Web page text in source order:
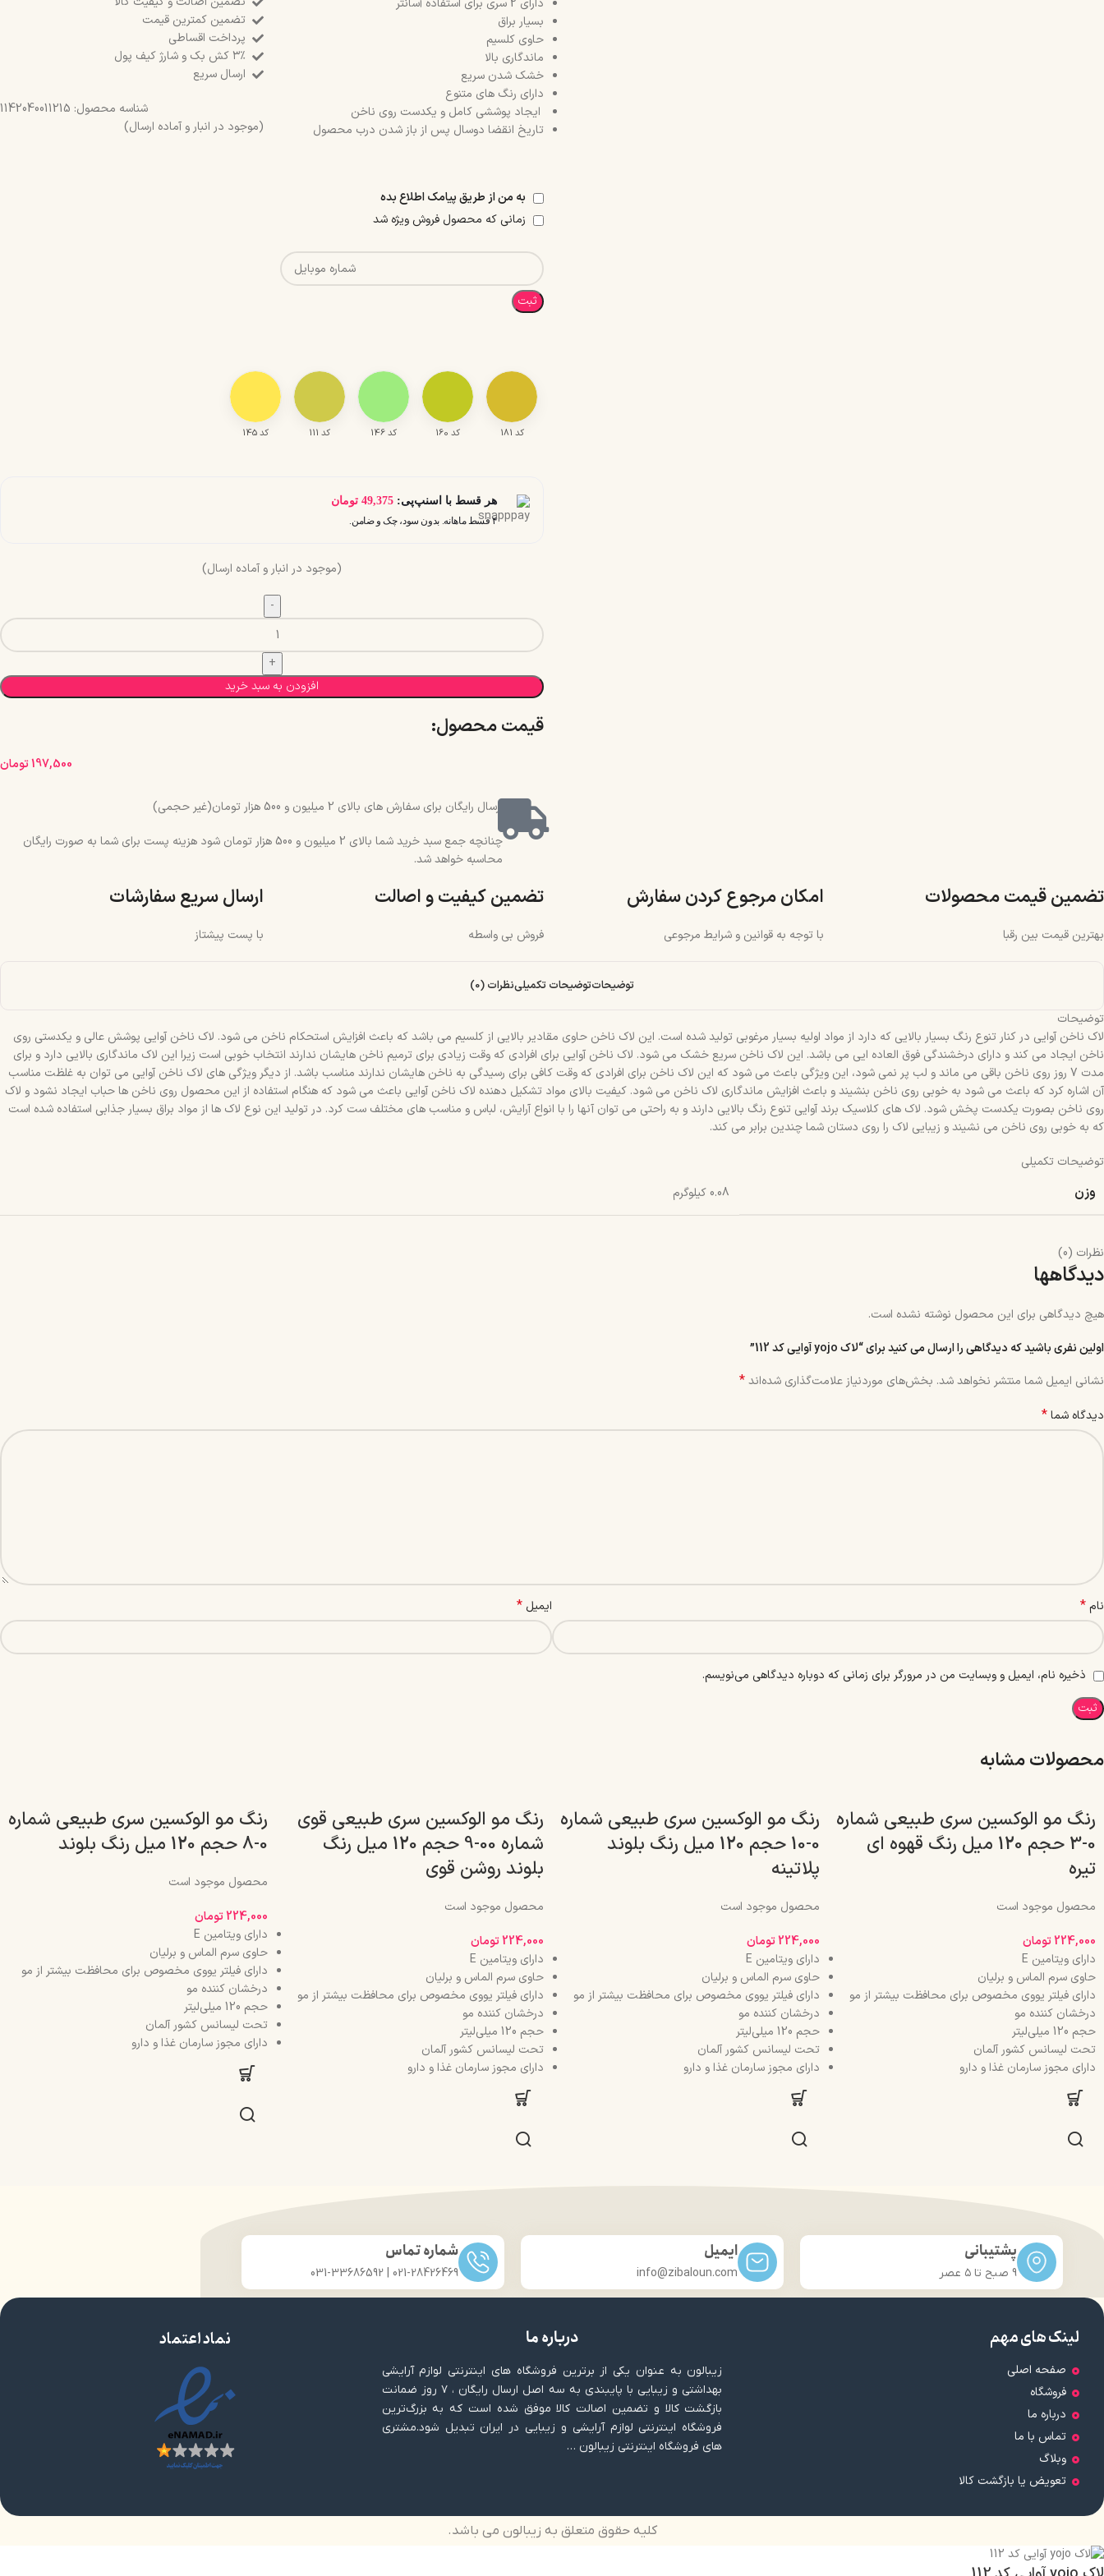
دارای 2 سری برای استفاده آسانتر
بسیار براق
حاوی کلسیم
ماندگاری بالا
خشک شدن سریع
دارای رنگ های متنوع
ایجاد پوششی کامل و یکدست روی ناخن
تاریخ انقضا دوسال پس از باز شدن درب محصول
به من از طریق پیامک اطلاع بده
زمانی که محصول فروش ویژه شد
ثبت
تضمین کمترین قیمت
پرداخت اقساطی
۳٪ کش بک و شارژ کیف پول
ارسال سریع
شناسه محصول: 1142040011215
(موجود در انبار و آماده ارسال)
کد 181 کد 160 کد 146 کد 111 کد 145
هر قسط با اسنپ‌پی: 49,375 تومان
۴ قسط ماهانه. بدون سود، چک و ضامن.
(موجود در انبار و آماده ارسال)
افزودن به سبد خرید
قیمت محصول:​
197,500تومان
ارسال رایگان برای سفارش های بالای 2 میلیون و 500 هزار تومان(غیر حجمی)
چنانچه جمع سبد خرید شما بالای 2 میلیون و 500 هزار تومان شود هزینه پست برای شما به صورت رایگان
محاسبه خواهد شد.
تضمین قیمت محصولات
بهترین قیمت بین رقبا
امکان مرجوع کردن سفارش
با توجه به قوانین و شرایط مرجوعی
تضمین کیفیت و اصالت
فروش بی واسطه
ارسال سریع سفارشات
با پست پیشتاز
توضیحاتتوضیحات تکمیلینظرات (0)
توضیحات
لاک ناخن آوایی در کنار تنوع رنگ بسیار بالایی که دارد از مواد اولیه بسیار مرغوبی تولید شده است. این لاک ناخن حاوی مقادیر بالایی از کلسیم می باشد که باعث افزایش استحکام ناخن می شود. لاک ناخن آوایی پوشش عالی و یکدستی روی
ناخن ایجاد می کند و دارای درخشندگی فوق العاده ایی می باشد. این لاک ناخن سریع خشک می شود. لاک ناخن آوایی برای افرادی که وقت زیادی برای ترمیم ناخن هایشان ندارند انتخاب خوبی است زیرا این لاک ماندگاری بالایی دارد و برای
مدت 7 روز روی ناخن باقی می ماند و لب پر نمی شود، این ویژگی باعث می شود که این لاک ناخن برای افرادی که وقت کافی برای رسیدگی به ناخن هایشان ندارند مناسب باشد. از دیگر ویژگی های لاک ناخن آوایی می توان به غلظت مناسب
آن اشاره کرد که باعث می شود به خوبی روی ناخن بنشیند و باعث افزایش ماندگاری لاک ناخن می شود. کیفیت بالای مواد تشکیل دهنده لاک ناخن آوایی باعث می شود که هنگام استفاده از این محصول روی ناخن ها حباب ایجاد نشود و لاک
روی ناخن بصورت یکدست پخش شود. لاک های کلاسیک برند آوایی تنوع رنگ بالایی دارند و به راحتی می توان آنها را با انواع آرایش، لباس و مناسب های مختلف ست کرد. در تولید این نوع لاک ها از مواد براق بسیار جذابی استفاده شده است
که به خوبی روی ناخن می نشیند و زیبایی لاک را روی دستان شما چندین برابر می کند.
توضیحات تکمیلی
وزن 0.08 کیلوگرم
نظرات (0)
دیدگاهها
هیچ دیدگاهی برای این محصول نوشته نشده است.
اولین نفری باشید که دیدگاهی را ارسال می کنید برای “لاک yojo آوایی کد 112”
نشانی ایمیل شما منتشر نخواهد شد. بخش‌های موردنیاز علامت‌گذاری شده‌اند*
دیدگاه شما*
نام* ایمیل *
ذخیره نام، ایمیل و وبسایت من در مرورگر برای زمانی که دوباره دیدگاهی می‌نویسم.
محصولات مشابه
رنگ مو الوکسین سری طبیعی شماره
0-3 حجم 120 میل رنگ قهوه ای
تیره
محصول موجود است
224,000تومان
دارای ویتامین E
حاوی سرم الماس و برلیان
دارای فیلتر یووی مخصوص برای محافظت بیشتر از مو
درخشان کننده مو
حجم 120 میلی‌لیتر
تحت لیسانس کشور آلمان
دارای مجوز سارمان غذا و دارو
رنگ مو الوکسین سری طبیعی شماره
0-10 حجم 120 میل رنگ بلوند
پلاتینه
محصول موجود است
224,000تومان
دارای ویتامین E
حاوی سرم الماس و برلیان
دارای فیلتر یووی مخصوص برای محافظت بیشتر از مو
درخشان کننده مو
حجم 120 میلی‌لیتر
تحت لیسانس کشور آلمان
دارای مجوز سارمان غذا و دارو
رنگ مو الوکسین سری طبیعی قوی
شماره 00-9 حجم 120 میل رنگ
بلوند روشن قوی
محصول موجود است
224,000تومان
دارای ویتامین E
حاوی سرم الماس و برلیان
دارای فیلتر یووی مخصوص برای محافظت بیشتر از مو
درخشان کننده مو
حجم 120 میلی‌لیتر
تحت لیسانس کشور آلمان
دارای مجوز سارمان غذا و دارو
رنگ مو الوکسین سری طبیعی شماره
0-8 حجم 120 میل رنگ بلوند
محصول موجود است
224,000تومان
دارای ویتامین E
حاوی سرم الماس و برلیان
دارای فیلتر یووی مخصوص برای محافظت بیشتر از مو
درخشان کننده مو
حجم 120 میلی‌لیتر
تحت لیسانس کشور آلمان
دارای مجوز سارمان غذا و دارو
پشتیبانی
9 صبح تا ۵ عصر
ایمیل
info@zibaloun.com
شماره تماس
021-28426469 | 031-33686592
لینک های مهم
صفحه اصلی
فروشگاه
درباره ما
تماس با ما
وبلاگ
تعویض یا بازگشت کالا
درباره ما
زیبالون به عنوان یکی از برترین فروشگاه های اینترنتی لوازم آرایشی
بهداشتی و زیبایی با پایبندی به سه اصل ارسال رایگان ، ۷ روز ضمانت
بازگشت کالا و تضمین اصالت کالا موفق شده است که به بزرگ‌ترین
فروشگاه اینترنتی لوازم آرایشی و زیبایی در ایران تبدیل شود.مشتری
های فروشگاه اینترنتی زیبالون …
نماد اعتماد
کلیه حقوق متعلق به زیبالون می باشد.